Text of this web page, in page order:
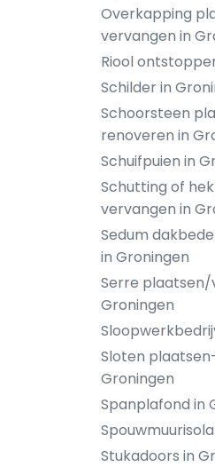
Overkapping
vervangen in
Riool
Schilder in
Schoorsteen
renoveren in
Schuifpuien in
Schutting of
vervangen in
Sedum
in Groningen
Serre plaatsen/
Groningen
Sloten
Groningen
Spanplafond in
Stukadoors in